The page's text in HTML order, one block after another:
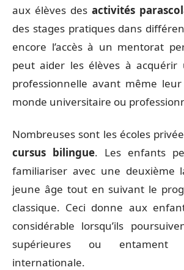
aux élèves des activités
des stages pratiques dans
encore l’accès à un mentorat
peut aider les élèves à acquérir
professionnelle avant même
monde universitaire ou
Nombreuses sont les écoles
cursus bilingue. Les enfants
familiariser avec une deuxième
jeune âge tout en suivant le
classique. Ceci donne aux
considérable lorsqu’ils
supérieures ou entament
internationale.